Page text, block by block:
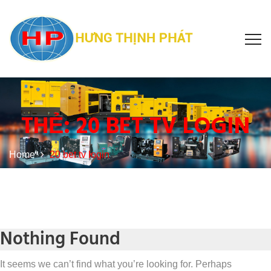
THẺ:20 BET TV LOGIN
Home 20 bet tv login
Nothing Found
It seems we can’t find what you’re looking for. Perhaps